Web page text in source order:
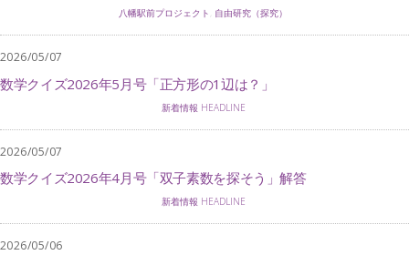
八幡駅前プロジェクト 自由研究（探究）
2026/05/07
数学クイズ2026年5月号「正方形の1辺は？」
新着情報 HEADLINE
2026/05/07
数学クイズ2026年4月号「双子素数を探そう」解答
新着情報 HEADLINE
2026/05/06